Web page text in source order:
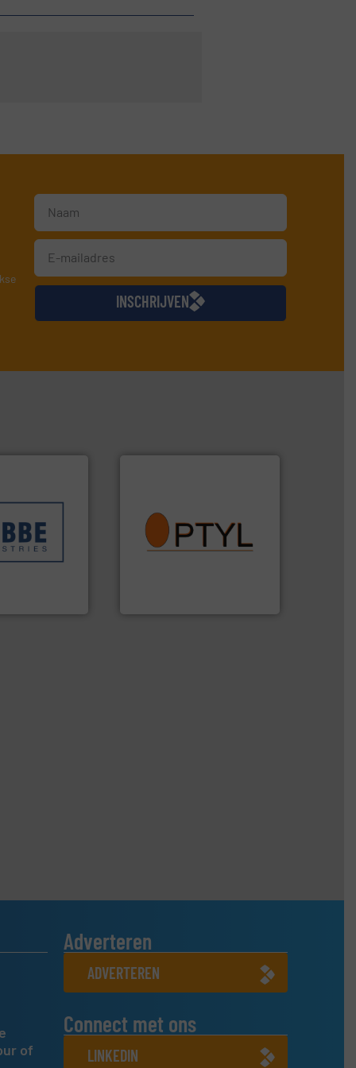
INSCHRIJVEN
in weeg-,
die
geholpen.
van officiële mg/Nm³ tot
QAL1 metingen: Optyl is het
aanspreekpunt voor uw
vragen omtrent stof.Meer
of
Adverteren
ADVERTEREN
Connect met ons
LINKEDIN